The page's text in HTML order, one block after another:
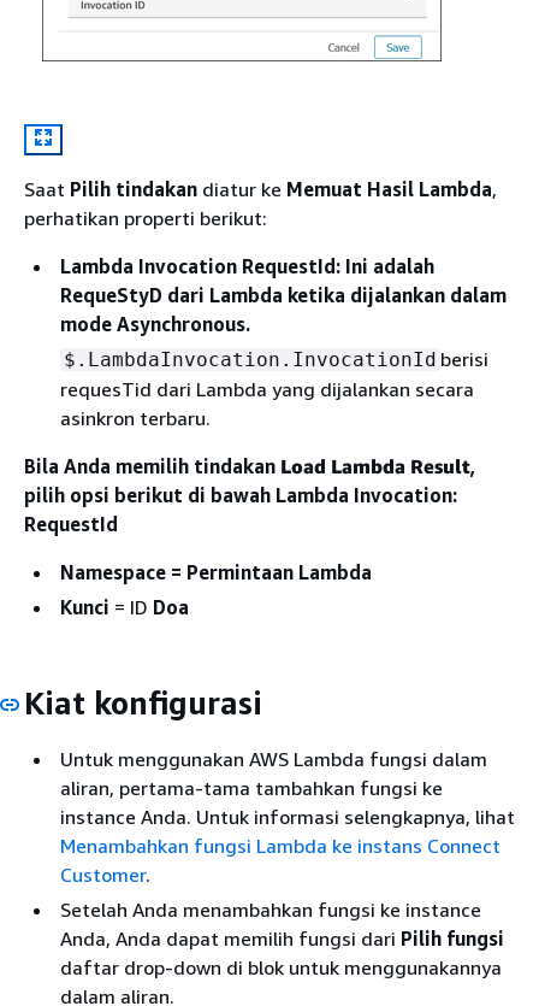
Saat Pilih tindakan diatur ke Memuat Hasil Lambda,
perhatikan properti berikut:
Lambda Invocation RequestId: Ini adalah
RequeStyD dari Lambda ketika dijalankan dalam
mode Asynchronous.
$.LambdaInvocation.InvocationId berisi
requesTid dari Lambda yang dijalankan secara
asinkron terbaru.
Bila Anda memilih tindakan Load Lambda Result,
pilih opsi berikut di bawah Lambda Invocation:
RequestId
Namespace = Permintaan Lambda
Kunci = ID Doa
Kiat konfigurasi
Untuk menggunakan AWS Lambda fungsi dalam
aliran, pertama-tama tambahkan fungsi ke
instance Anda. Untuk informasi selengkapnya, lihat
Menambahkan fungsi Lambda ke instans Connect
Customer.
Setelah Anda menambahkan fungsi ke instance
Anda, Anda dapat memilih fungsi dari Pilih fungsi
daftar drop-down di blok untuk menggunakannya
dalam aliran.